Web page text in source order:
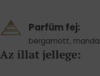
Parfüm fej:
bergamott,
Az illat jellege: